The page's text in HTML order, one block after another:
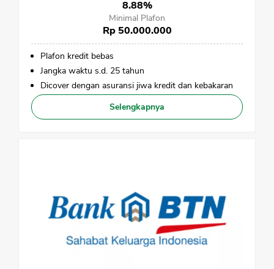
8.88%
Minimal Plafon
Rp 50.000.000
Plafon kredit bebas
Jangka waktu s.d. 25 tahun
Dicover dengan asuransi jiwa kredit dan kebakaran
Selengkapnya